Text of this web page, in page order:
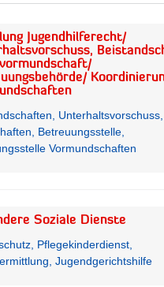
Jugendhilferecht/
Unterhaltsvorschuss,
Betreuungsstelle,
Vormundschaften
Soziale Dienste
Pflegekinderdienst,
Jugendgerichtshilfe